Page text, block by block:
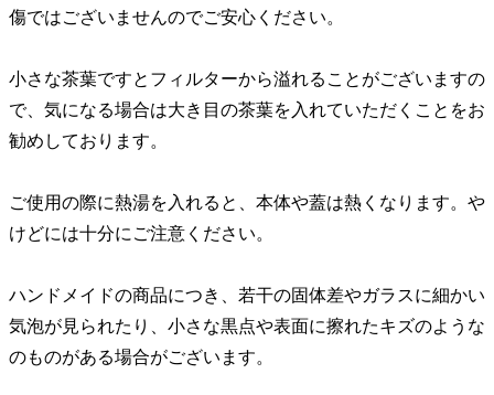
傷ではございませんのでご安心ください。
小さな茶葉ですとフィルターから溢れることがございますの
で、気になる場合は大き目の茶葉を入れていただくことをお
勧めしております。
ご使用の際に熱湯を入れると、本体や蓋は熱くなります。や
けどには十分にご注意ください。
ハンドメイドの商品につき、若干の固体差やガラスに細かい
気泡が見られたり、小さな黒点や表面に擦れたキズのような
のものがある場合がございます。